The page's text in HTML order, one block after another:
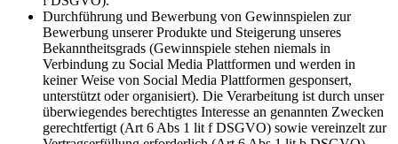
Durchführung und Bewerbung von Gewinnspielen zur
Bewerbung unserer Produkte und Steigerung unseres
Bekanntheitsgrads (Gewinnspiele stehen niemals in
Verbindung zu Social Media Plattformen und werden in
keiner Weise von Social Media Plattformen gesponsert,
unterstützt oder organisiert). Die Verarbeitung ist durch unser
überwiegendes berechtigtes Interesse an genannten Zwecken
gerechtfertigt (Art 6 Abs 1 lit f DSGVO) sowie vereinzelt zur